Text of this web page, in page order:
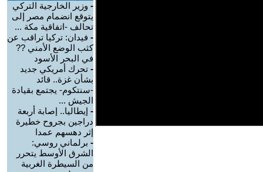
- وزير الخارجية التركي
يتوقع انضمام مصر إلى
تحالف -اتفاقية مكة ...
- فيدان: تركيا تراقب عن
كثب الوضع الأمني ??
في البحر الأسود
- تحرك أمريكي جديد
بشأن غزة.. قائد
-سنتكوم- يجتمع بقيادة
الجيش ...
- إيطاليا.. إصابة أربعة
دراجين بجروح خطيرة
إثر دهسهم عمدا
- برلماني روسي:
الشرق الأوسط يتحرر
من السيطرة الغربية